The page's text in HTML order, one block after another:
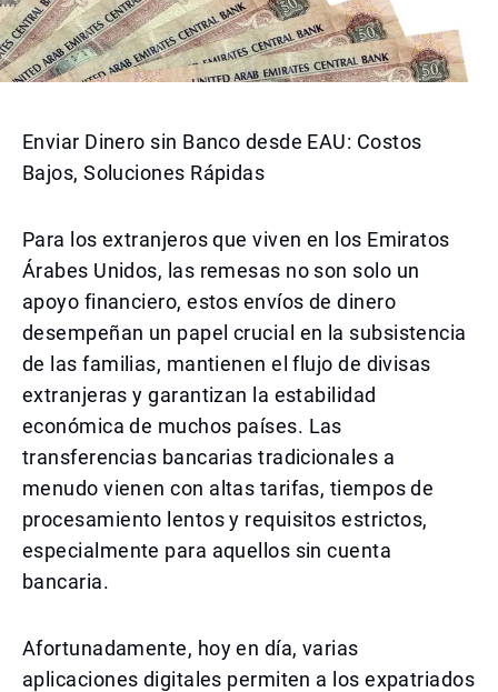
Enviar Dinero sin Banco desde EAU: Costos
Bajos, Soluciones Rápidas
Para los extranjeros que viven en los Emiratos
Árabes Unidos, las remesas no son solo un
apoyo financiero, estos envíos de dinero
desempeñan un papel crucial en la subsistencia
de las familias, mantienen el flujo de divisas
extranjeras y garantizan la estabilidad
económica de muchos países. Las
transferencias bancarias tradicionales a
menudo vienen con altas tarifas, tiempos de
procesamiento lentos y requisitos estrictos,
especialmente para aquellos sin cuenta
bancaria.
Afortunadamente, hoy en día, varias
aplicaciones digitales permiten a los expatriados